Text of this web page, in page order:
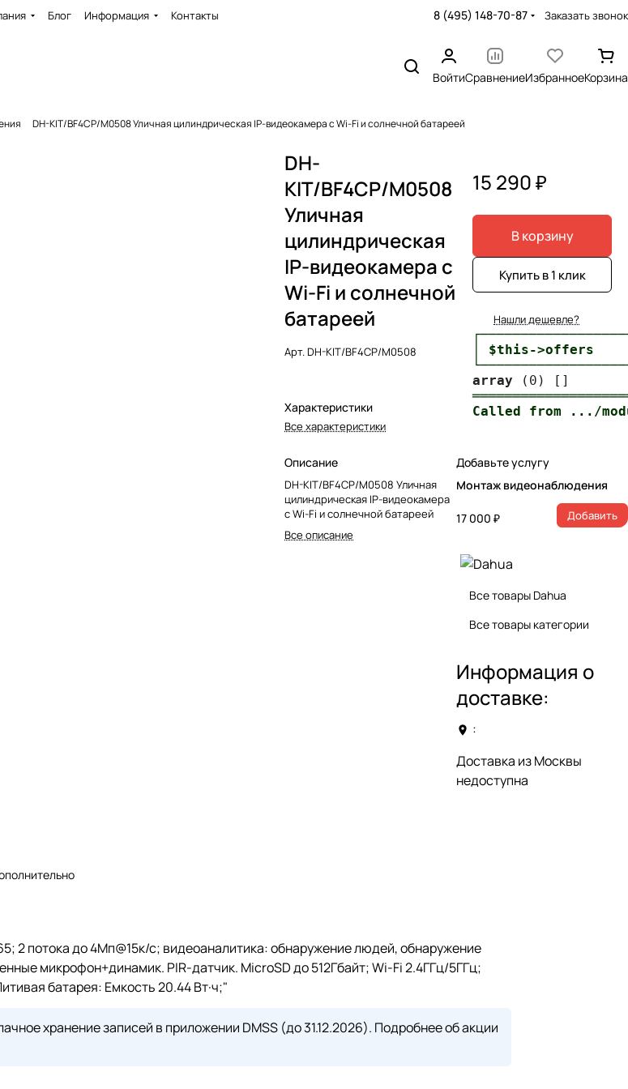
Блог Информация Контакты 8 (495) 148-70-87 Заказать звонок
ВойтиСравнениеИзбранноеКорзина
DH-KIT/BF4CP/M0508 Уличная цилиндрическая IP-видеокамера с Wi-Fi и солнечной батареей
DH-
KIT/BF4CP/M0508
Уличная
цилиндрическая
IP-видеокамера с
Wi-Fi и солнечной
батареей
Арт.DH-KIT/BF4CP/M0508
Характеристики
Все характеристики
Описание
DH-KIT/BF4CP/M0508 Уличная
цилиндрическая IP-видеокамера
с Wi-Fi и солнечной батареей
Все описание
15 290 ₽
В корзину
Купить в 1 клик
Нашли дешевле?
│ $this-
array
Добавьте услугу
Монтаж видеонаблюдения
17 000 ₽ Добавить
Все товары Dahua
Все товары категории
Информация о
доставке:
:
Доставка из Москвы
недоступна
2 потока до 4Мп@15к/с; видеоаналитика: обнаружение людей, обнаружение
микрофон+динамик. PIR-датчик. MicroSD до 512Гбайт; Wi-Fi 2.4ГГц/5ГГц;
батарея: Емкость 20.44 Вт·ч;"
хранениезаписей в приложении DMSS (до 31.12.2026). Подробнее об акции